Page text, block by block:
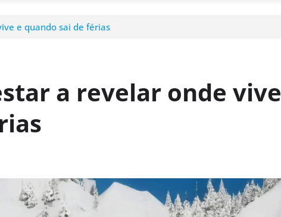
e quando sai de férias
a revelar onde vive